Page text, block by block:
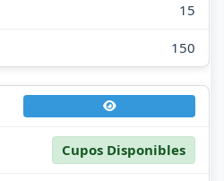
15
150
Cupos Disponibles